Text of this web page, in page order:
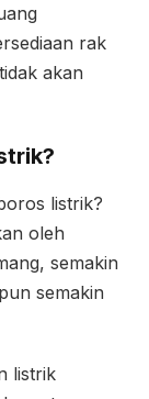
rak
akan
listrik?
oleh
semakin
semakin
listrik